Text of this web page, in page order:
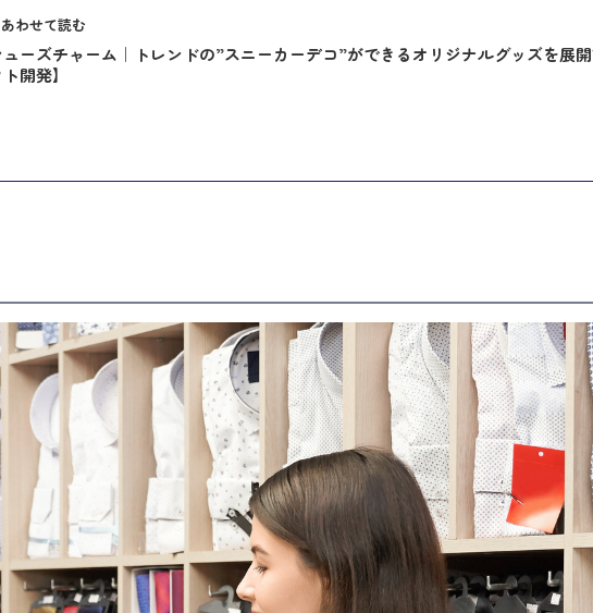
わせて読む
ューズチャーム｜トレンドの”スニーカーデコ”ができるオリジナルグッズを展
開発】